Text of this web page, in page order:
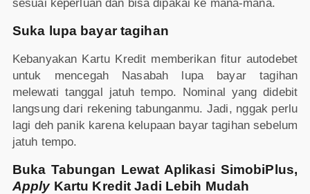
sesuai keperluan dan bisa dipakai ke mana-mana.
Suka lupa bayar tagihan
Kebanyakan Kartu Kredit memberikan fitur autodebet
untuk mencegah Nasabah lupa bayar tagihan
melewati tanggal jatuh tempo. Nominal yang didebit
langsung dari rekening tabunganmu. Jadi, nggak perlu
lagi deh panik karena kelupaan bayar tagihan sebelum
jatuh tempo.
Buka Tabungan Lewat Aplikasi SimobiPlus,
Apply Kartu Kredit Jadi Lebih Mudah